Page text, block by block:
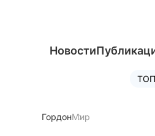
Новости
ГордонМир